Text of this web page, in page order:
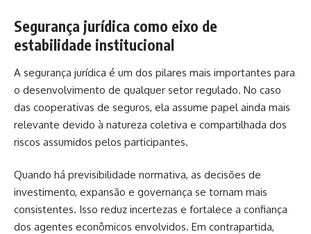
Segurança jurídica como eixo de
estabilidade institucional
A segurança jurídica é um dos pilares mais importantes para
o desenvolvimento de qualquer setor regulado. No caso
das cooperativas de seguros, ela assume papel ainda mais
relevante devido à natureza coletiva e compartilhada dos
riscos assumidos pelos participantes.
Quando há previsibilidade normativa, as decisões de
investimento, expansão e governança se tornam mais
consistentes. Isso reduz incertezas e fortalece a confiança
dos agentes econômicos envolvidos. Em contrapartida,